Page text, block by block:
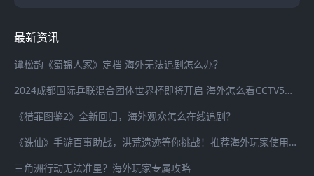
最新资讯
谭松韵《蜀锦人家》定档 海外无法追剧怎么办？
2024成都国际乒联混合团体世界杯即将开启 海外怎么看CCTV5全程直播？
《猎罪图鉴2》全新回归，海外观众怎么在线追剧？
《诛仙》手游百事助战，洪荒遗迹等你挑战！推荐海外玩家使用海螺加速器畅连国服游戏
三角洲行动无法准星？海外玩家专属攻略